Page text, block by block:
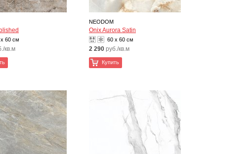
60 см
кв.м
NEODOM
Onix Aurora Satin
60 x 60 см
2 290 руб./кв.м
Купить